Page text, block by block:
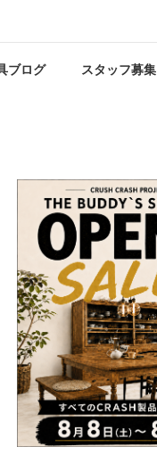
ブログ スタッフ募集